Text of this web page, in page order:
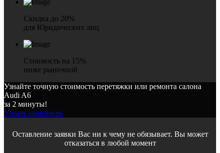
Скидка до 20%
для Юридических лиц
Стоимость на 15%
ниже рыночной
Узнайте точную стоимость перетяжки или ремонта салона
Audi A6
за 2 минуты!
Узнать стоимость
Оставление заявки Вас ни к чему не обязывает. Вы может
отказаться в любой момент